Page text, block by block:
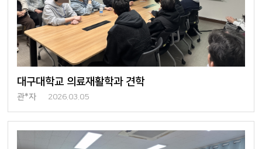
대구대학교 의료재활학과 견학
관*자 2026.03.05